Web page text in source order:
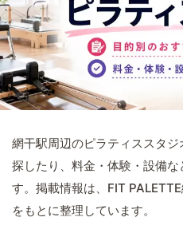
網干駅周辺のピラティススタ
探したり、料金・体験・設備
す。掲載情報は、FIT
をもとに整理しています。